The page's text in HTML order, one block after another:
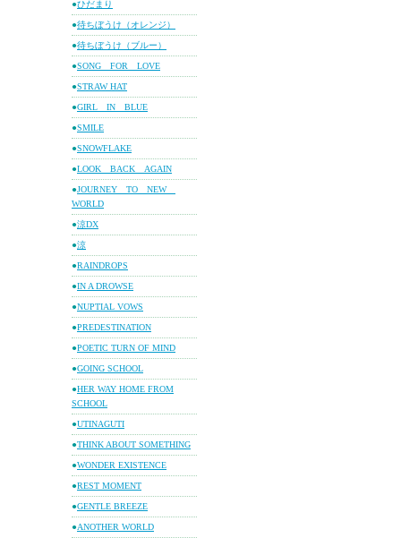
●ひだまり
●待ちぼうけ（オレンジ）
●待ちぼうけ（ブルー）
●SONG FOR LOVE
●STRAW HAT
●GIRL IN BLUE
●SMILE
●SNOWFLAKE
●LOOK BACK AGAIN
●JOURNEY TO NEW
WORLD
●涼DX
●涼
●RAINDROPS
●IN A DROWSE
●NUPTIAL VOWS
●PREDESTINATION
●POETIC TURN OF MIND
●GOING SCHOOL
●HER WAY HOME FROM
SCHOOL
●UTINAGUTI
●THINK ABOUT SOMETHING
●WONDER EXISTENCE
●REST MOMENT
●GENTLE BREEZE
●ANOTHER WORLD